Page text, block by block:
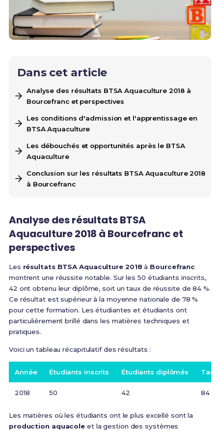
Dans cet article
Analyse des résultats BTSA Aquaculture 2018 à
Bourcefranc et perspectives
Les conditions d'admission et l'apprentissage en
BTSA Aquaculture
Les débouchés et opportunités après le BTSA
Aquaculture
Conclusion sur les résultats BTSA Aquaculture 2018
à Bourcefranc
Analyse des résultats BTSA
Aquaculture 2018 à Bourcefranc et
perspectives
Les résultats BTSA Aquaculture 2018 à Bourcefranc
montrent une réussite notable. Sur les 50 étudiants inscrits,
42 ont obtenu leur diplôme, soit un taux de réussite de 84 %.
Ce résultat est supérieur à la moyenne nationale de 78 %
pour cette formation. Les étudiantes et étudiants ont
particulièrement brillé dans les matières techniques et
pratiques.
Voici un tableau récapitulatif des résultats :
Année Étudiants inscrits Étudiants diplômés
2018 50 42 84 %
Les matières où les étudiants ont le plus excellé sont la
production aquacole et la gestion des systèmes